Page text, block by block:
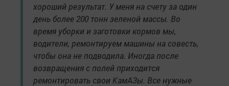
хороший результат. У меня на счету за один
день более 200 тонн зеленой массы. Во
время уборки и заготовки кормов мы,
водители, ремонтируем машины на совесть,
чтобы она не подводила. Иногда после
возвращения с полей приходится
ремонтировать свои КамАЗы. Все нужные